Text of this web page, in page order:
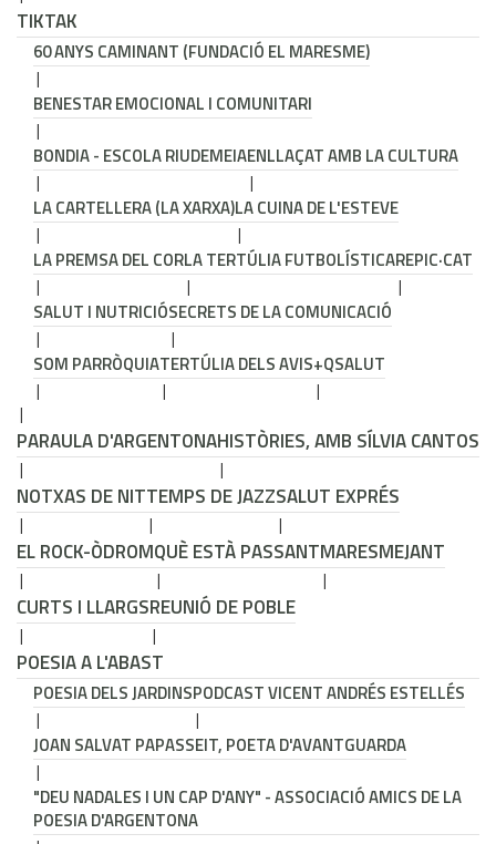
TIKTAK
60 ANYS CAMINANT (FUNDACIÓ EL MARESME)
BENESTAR EMOCIONAL I COMUNITARI
BONDIA - ESCOLA RIUDEMEIAENLLAÇAT AMB LA CULTURA
LA CARTELLERA (LA XARXA)LA CUINA DE L'ESTEVE
LA PREMSA DEL CORLA TERTÚLIA FUTBOLÍSTICAREPIC·CAT
SALUT I NUTRICIÓSECRETS DE LA COMUNICACIÓ
SOM PARRÒQUIATERTÚLIA DELS AVIS+QSALUT
PARAULA D'ARGENTONAHISTÒRIES, AMB SÍLVIA CANTOS
NOTXAS DE NITTEMPS DE JAZZSALUT EXPRÉS
EL ROCK-ÒDROMQUÈ ESTÀ PASSANTMARESMEJANT
CURTS I LLARGSREUNIÓ DE POBLE
POESIA A L'ABAST
POESIA DELS JARDINSPODCAST VICENT ANDRÉS ESTELLÉS
JOAN SALVAT PAPASSEIT, POETA D'AVANTGUARDA
"DEU NADALES I UN CAP D'ANY" - ASSOCIACIÓ AMICS DE LA
POESIA D'ARGENTONA